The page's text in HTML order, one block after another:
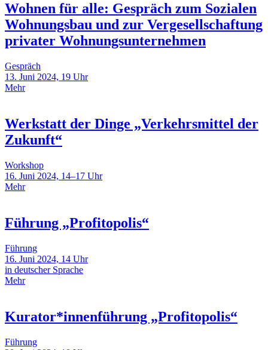
Wohnen für alle: Gespräch zum Sozialen
Wohnungsbau und zur Vergesellschaftung
privater Wohnungsunternehmen
Gespräch
13. Juni 2024, 19 Uhr
Mehr
Werkstatt der Dinge „Verkehrsmittel der
Zukunft“
Workshop
16. Juni 2024, 14–17 Uhr
Mehr
Führung „Profitopolis“
Führung
16. Juni 2024, 14 Uhr
in deutscher Sprache
Mehr
Kurator*innenführung „Profitopolis“
Führung